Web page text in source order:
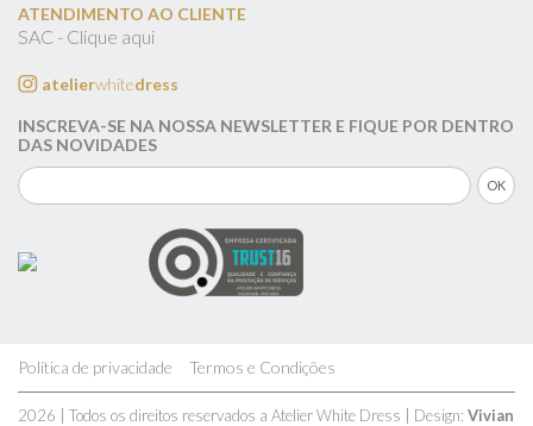
ATENDIMENTO AO CLIENTE
SAC - Clique aqui
atelierwhitedress
INSCREVA-SE NA NOSSA NEWSLETTER E FIQUE POR DENTRO
DAS NOVIDADES
Política de privacidade Termos e Condições
2026 | Todos os direitos reservados a Atelier White Dress | Design: Vivian